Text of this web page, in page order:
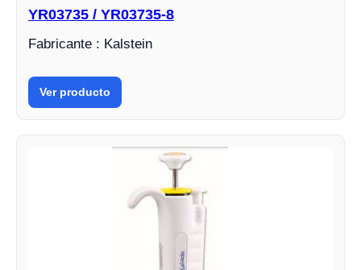
YR03735 / YR03735-8
Fabricante : Kalstein
Ver producto